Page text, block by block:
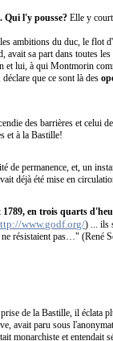
Qui l'y pousse? Elle y
ambitions du duc, le flot
avait sa part dans toutes
et lui, à qui Montmorin
déclare que ce sont là des
des barrières et celui
et à la Bastille!
de permanence, et, un
déjà été mise en
en trois quarts
www.godf.org/) ... ils
résistaient pas…" (René
de la Bastille, il éclata
avait paru sous
monarchiste et entendait